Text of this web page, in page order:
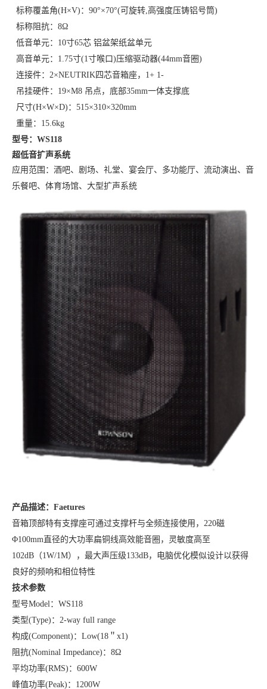
标称覆盖角(H×V) ： 90°×70°(可旋转,高强度压铸铝号筒)
标称阻抗： 8Ω
低音单元： 10寸65芯 铝盆架纸盆单元
高音单元： 1.75寸(1寸喉口)压缩驱动器(44mm音圈)
连接件： 2×NEUTRIK四芯音箱座， 1+ 1-
吊挂硬件： 19×M8 吊点，底部35mm一体支撑底
尺寸(H×W×D) ： 515×310×320mm
重量： 15.6kg
型号： WS118
超低音扩声系统
应用范围：酒吧、剧场、礼堂、宴会厅、多功能厅、流动演出、音
乐餐吧、体育场馆、大型扩声系统
产品描述： Faetures
音箱顶部特有支撑座可通过支撑杆与全频连接使用， 220磁
Φ100mm直径的大功率扁铜线高效能音圈 ，灵敏度高至
102dB（1W/1M），最大声压级133dB，电脑优化模似设计以获得
良好的频响和相位特性
技术参数
型号Model：WS118
类型(Type)：2-way full range
构成(Component)：Low(18＂x1)
阻抗(Nominal Impedance)：8Ω
平均功率(RMS)：600W
峰值功率(Peak)：1200W